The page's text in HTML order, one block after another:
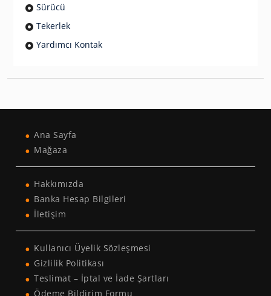
Sürücü
Tekerlek
Yardımcı Kontak
Ana Sayfa
Mağaza
Hakkımızda
Banka Hesap Bilgileri
İletişim
Kullanıcı Üyelik Sözleşmesi
Gizlilik Politikası
Teslimat – İptal ve İade Şartları
Ödeme Bildirim Formu